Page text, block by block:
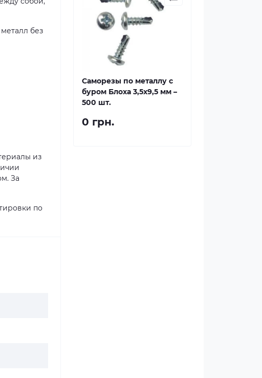
без
из
За
по
Саморезы по металлу с
буром Блоха 3,5x9,5 мм –
500 шт.
0 грн.